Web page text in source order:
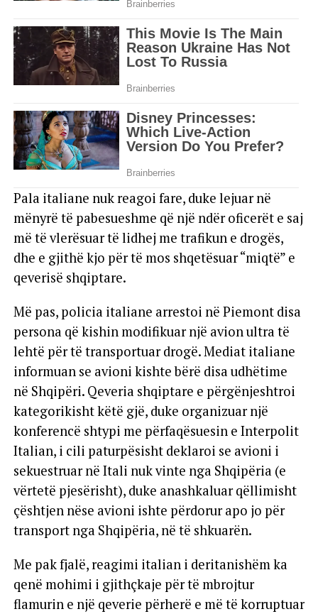
Pala italiane nuk reagoi fare, duke lejuar në
mënyrë të pabesueshme që një ndër oficerët e saj
më të vlerësuar të lidhej me trafikun e drogës,
dhe e gjithë kjo për të mos shqetësuar “miqtë” e
qeverisë shqiptare.
Më pas, policia italiane arrestoi në Piemont disa
persona që kishin modifikuar një avion ultra të
lehtë për të transportuar drogë. Mediat italiane
informuan se avioni kishte bërë disa udhëtime
në Shqipëri. Qeveria shqiptare e përgënjeshtroi
kategorikisht këtë gjë, duke organizuar një
konferencë shtypi me përfaqësuesin e Interpolit
Italian, i cili paturpësisht deklaroi se avioni i
sekuestruar në Itali nuk vinte nga Shqipëria (e
vërtetë pjesërisht), duke anashkaluar qëllimisht
çështjen nëse avioni ishte përdorur apo jo për
transport nga Shqipëria, në të shkuarën.
Me pak fjalë, reagimi italian i deritanishëm ka
qenë mohimi i gjithçkaje për të mbrojtur
flamurin e një qeverie përherë e më të korruptuar